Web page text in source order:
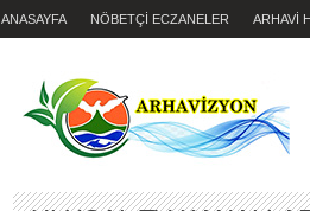
ANASAYFA NÖBETÇİ ECZANELER ARHAVİ